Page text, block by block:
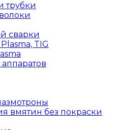
трубки
сварки
TIG
вмятин без покраски